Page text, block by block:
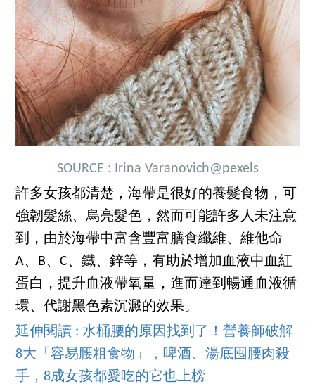
SOURCE : Irina Varanovich@pexels
許多女孩都清楚，海帶是很好的養髮食物，可
強韌髮絲、烏亮髮色，然而可能許多人未注意
到，由於海帶中富含豐富膳食纖維、維他命
A、B、C、鐵、鋅等，有助於增加血液中血紅
蛋白，提升血液帶氧量，進而達到暢通血液循
環、代謝黑色素沉澱的效果。
延伸閱讀 : 水桶腰的原因找到了！營養師破解
8大「容易腰粗食物」，啤酒、湯底囤腰肉殺
手，8成女孩都愛吃的它也上榜